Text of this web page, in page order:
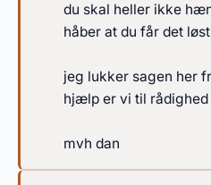
du skal heller ikke
håber at du får det
jeg lukker sagen her
hjælp er vi til rådighed
mvh dan